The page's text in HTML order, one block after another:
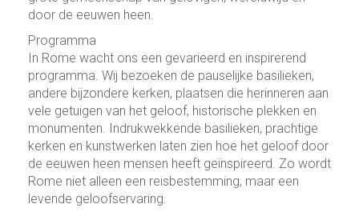
door de eeuwen heen.
Pro­gram­ma
In Rome wacht ons een gevarieerd en in­spi­re­rend
pro­gram­ma. Wij bezoeken de pau­se­lijke basilieken,
andere bij­zon­dere kerken, plaatsen die her­in­ne­ren aan
vele getuigen van het geloof, his­to­rische plekken en
monu­menten. In­druk­wek­kende basilieken, prach­tige
kerken en kunst­werken laten zien hoe het geloof door
de eeuwen heen mensen heeft geïn­spi­reerd. Zo wordt
Rome niet alleen een reisbestem­ming, maar een
levende geloofs­er­va­ring.